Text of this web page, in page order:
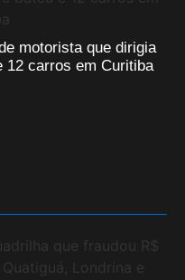
motorista que dirigia
12 carros em Curitiba